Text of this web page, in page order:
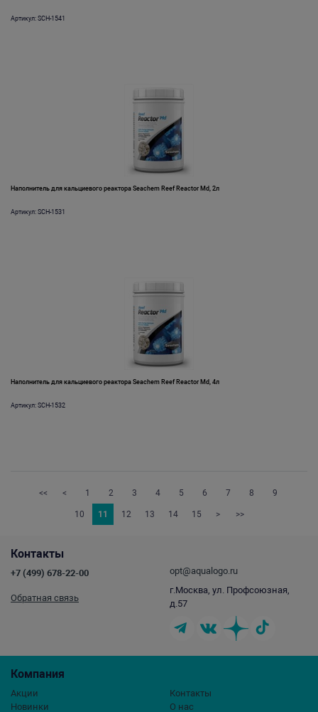
Артикул: SCH-1541
Наполнитель для кальциевого реактора Seachem Reef Reactor Md, 2л
Артикул: SCH-1531
Наполнитель для кальциевого реактора Seachem Reef Reactor Md, 4л
Артикул: SCH-1532
<< < 1 2 3 4 5 6 7 8 9
10 11 12 13 14 15 > >>
Компания
Акции
Новинки
Контакты
О нас
Контакты
+7 (499) 678-22-00
Обратная связь
opt@aqualogo.ru
г.Москва, ул. Профсоюзная,
д.57